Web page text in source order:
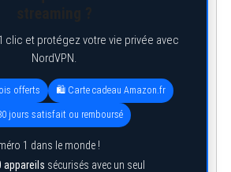
clic et protégez votre vie privée avec
NordVPN.
offerts 🛍️ Carte cadeau Amazon.fr
jours satisfait ou remboursé
1 dans le monde !
appareils sécurisés avec un seul